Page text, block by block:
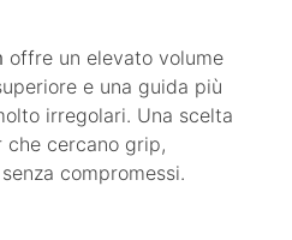
offre un elevato volume
e una guida più
irregolari. Una scelta
cercano grip,
compromessi.